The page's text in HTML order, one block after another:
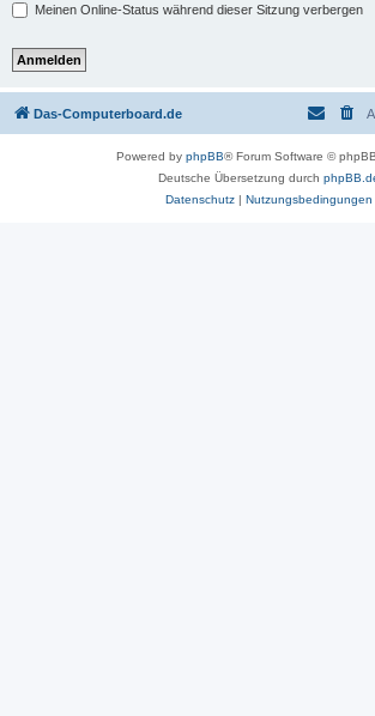
Meinen Online-Status während dieser Sitzung verbergen
Das-Computerboard.de
Powered by phpBB® Forum Software ©
Deutsche Übersetzung durch
Datenschutz| Nutzungsbedingungen